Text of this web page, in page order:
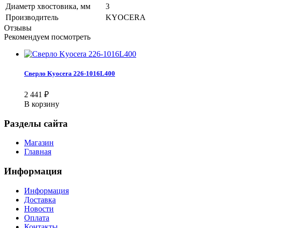
Диаметр хвостовика, мм
3
Производитель
KYOCERA
Отзывы
Рекомендуем посмотреть
Сверло Kyocera 226-1016L400
2 441 ₽
В корзину
Разделы сайта
Магазин
Главная
Информация
Информация
Доставка
Новости
Оплата